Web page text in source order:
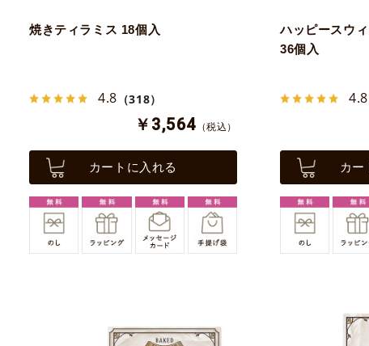
焼きティラミス 18個入
4.8 （318）
￥3,564 （税込）
カートに入れる
ハッピースウ
36個入
4.8
カー